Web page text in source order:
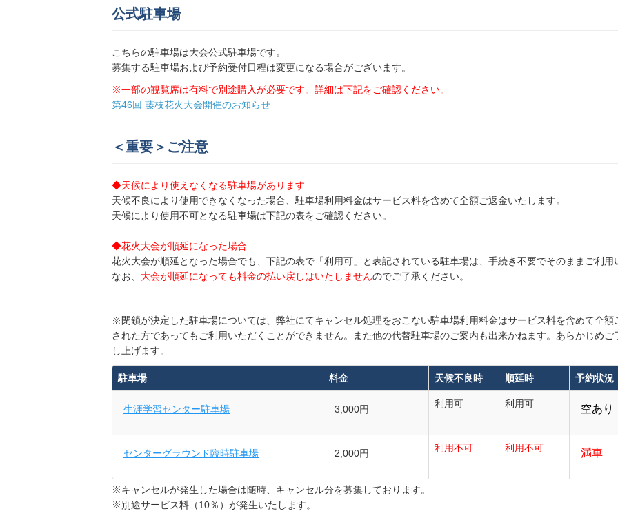
より813m
3,000円／日〜
奥田パーキング
より864m
800円／日〜
より1202m
500円／日〜
書道教室駐車場
より1942m
【軽専用】書道教室駐車場
より1957m
700円／日〜
音羽町白い壁の家パーキング
1,000円／日〜
公式駐車場
こちらの駐車場は大会公式駐車場です。
募集する駐車場および予約受付日程は変更になる場合がございます。
※一部の観覧席は有料で別途購入が必要です。詳細は下記をご確認ください。
第46回 藤枝花火大会開催のお知らせ
＜重要＞ご注意
◆天候により使えなくなる駐車場があります
天候不良により使用できなくなった場合、駐車場利用料金はサービス料を含めて全額ご返金いたします。
天候により使用不可となる駐車場は下記の表をご確認ください。
◆花火大会が順延になった場合
花火大会が順延となった場合でも、下記の表で「利用可」と表記されている駐車場は、手続き不要でそのままご利用
なお、 大会が順延になっても料金の払い戻しはいたしませんのでご了承ください。
※閉鎖が決定した駐車場については、弊社にてキャンセル処理をおこない駐車場利用料金はサービス料を含めて全
された方であってもご利用いただくことができません。また他の代替駐車場のご案内も出来かねます。あらかじめ
し上げます。
駐車場 料金 天候不良時 順延時 予約状況
生涯学習センター駐車場 3,000円 利用可 利用可
センターグラウンド臨時駐車場 2,000円 利用不可 利用不可
※キャンセルが発生した場合は随時、キャンセル分を募集しております。
※別途サービス料（10％）が発生いたします。